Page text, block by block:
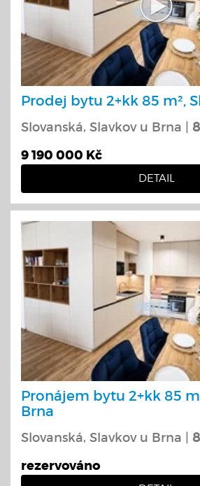
Prodej bytu 2+kk 85 m²,
Slovanská, Slavkov u Brna |
9 190 000 Kč
DETAIL
Pronájem bytu 2+kk 85
Brna
Slovanská, Slavkov u Brna |
rezervováno